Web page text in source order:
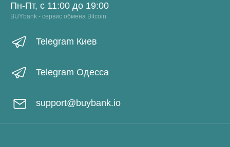
Пн-Пт, с 11:00 до 19:00
BUYbank - сервис обмена Bitcoin
Telegram Киев
Telegram Одесса
support@buybank.io